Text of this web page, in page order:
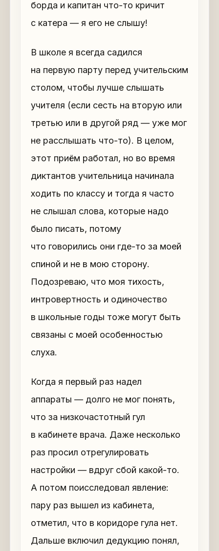
борда и капитан что-то кричит
с катера — я его не слышу!
В школе я всегда садился
на первую парту перед учительским
столом, чтобы лучше слышать
учителя (если сесть на вторую или
третью или в другой ряд — уже мог
не расслышать что-то). В целом,
этот приём работал, но во время
диктантов учительница начинала
ходить по классу и тогда я часто
не слышал слова, которые надо
было писать, потому
что говорились они где-то за моей
спиной и не в мою сторону.
Подозреваю, что моя тихость,
интровертность и одиночество
в школьные годы тоже могут быть
связаны с моей особенностью
слуха.
Когда я первый раз надел
аппараты — долго не мог понять,
что за низкочастотный гул
в кабинете врача. Даже несколько
раз просил отрегулировать
настройки — вдруг сбой какой-то.
А потом поисследовал явление:
пару раз вышел из кабинета,
отметил, что в коридоре гула нет.
Дальше включил дедукцию понял,